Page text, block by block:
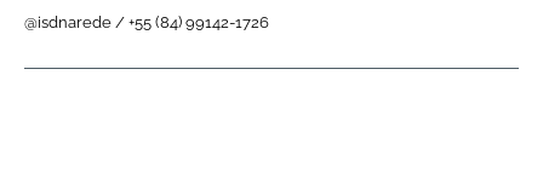
@isdnarede / +55 (84) 99142-1726